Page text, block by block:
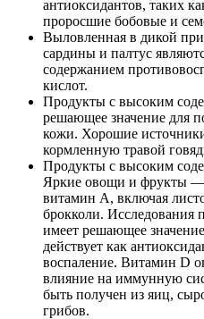
антиоксидантов, таких
проросшие бобовые и
Выловленная в дикой
сардины и палтус
содержанием
кислот.
Продукты с высоким
решающее значение для
кожи. Хорошие
кормленную травой
Продукты с высоким
Яркие овощи и фрукты
витамин А, включая
брокколи. Исследования
имеет решающее
действует как
воспаление. Витамин D
влияние на иммунную
быть получен из яиц,
грибов.